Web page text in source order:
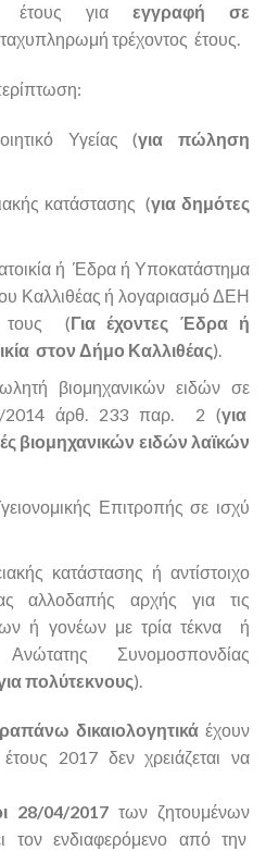
έτους για εγγραφή σε
τρέχοντος έτους.
Υγείας (για πώληση
κατάστασης (για δημότες
ή Έδρα ή Υποκατάστημα
Καλλιθέας ή λογαριασμό ΔΕΗ
τους (Για έχοντες Έδρα ή
στον Δήμο Καλλιθέας).
βιομηχανικών ειδών σε
2014 άρθ. 233 παρ. 2 (για
βιομηχανικών ειδών λαϊκών
Επιτροπής σε ισχύ
κατάστασης ή αντίστοιχο
αλλοδαπής αρχής για τις
ή γονέων με τρία τέκνα ή
Συνομοσπονδίας
πολύτεκνους).
δικαιολογητικά έχουν
2017 δεν χρειάζεται να
28/04/2017 των ζητουμένων
τον ενδιαφερόμενο από την